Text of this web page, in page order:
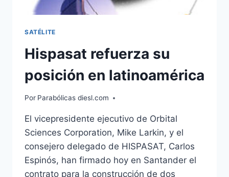
SATÉLITE
Hispasat refuerza su
posición en latinoamérica
Por Parabólicas diesl.com
El vicepresidente ejecutivo de Orbital
Sciences Corporation, Mike Larkin, y el
consejero delegado de HISPASAT, Carlos
Espinós, han firmado hoy en Santander el
contrato para la construcción de dos